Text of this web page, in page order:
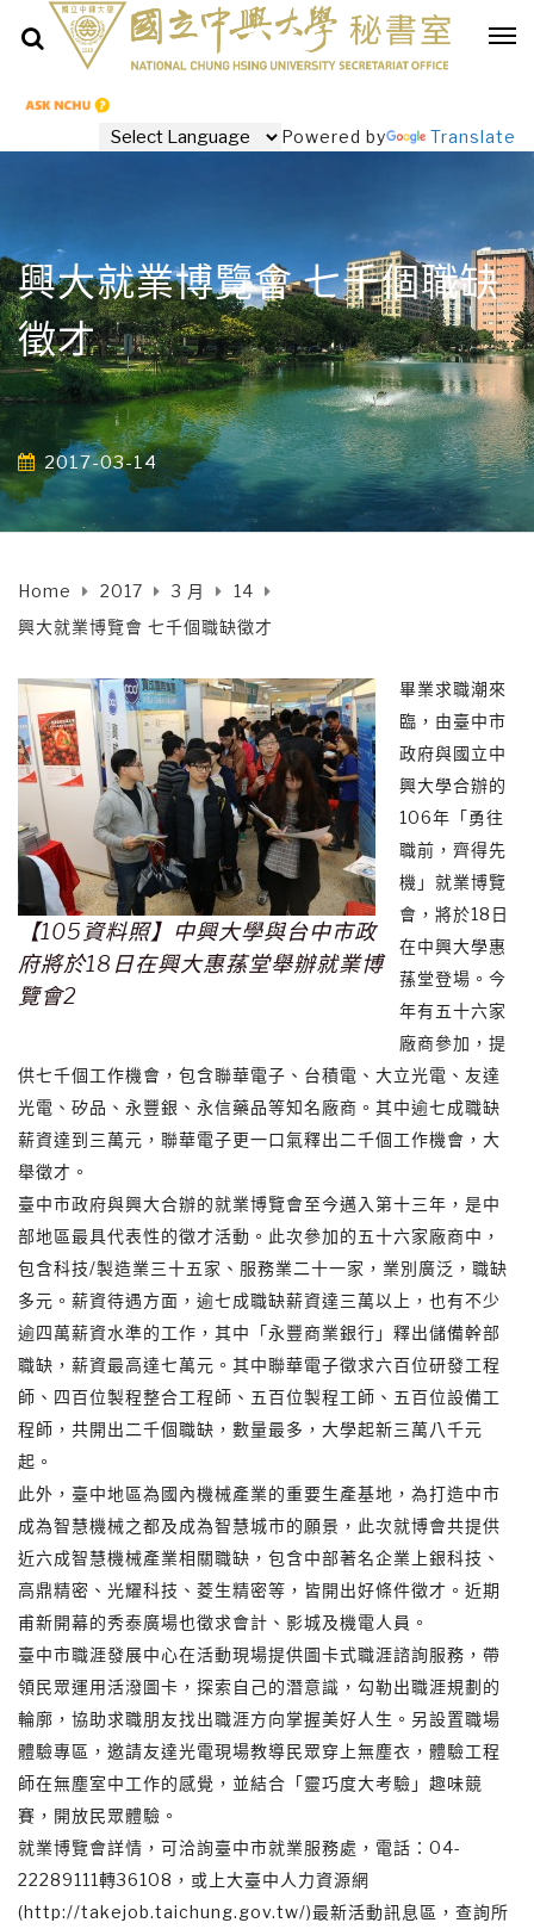
Powered by Translate
興大就業博覽會 七千個職缺
徵才
2017-03-14
Home 2017 3 月
14
興大就業博覽會 七千個職缺徵才
【105資料照】中興大學與台中市政
府將於18日在興大惠蓀堂舉辦就業博
覽會2
畢業求職潮來
臨，由臺中市
政府與國立中
興大學合辦的
106年「勇往
職前，齊得先
機」就業博覽
會，將於18日
在中興大學惠
蓀堂登場。今
年有五十六家
廠商參加，提
供七千個工作機會，包含聯華電子、台積電、大立光電、友達
光電、矽品、永豐銀、永信藥品等知名廠商。其中逾七成職缺
薪資達到三萬元，聯華電子更一口氣釋出二千個工作機會，大
舉徵才。
臺中市政府與興大合辦的就業博覽會至今邁入第十三年，是中
部地區最具代表性的徵才活動。此次參加的五十六家廠商中，
包含科技/製造業三十五家、服務業二十一家，業別廣泛，職缺
多元。薪資待遇方面，逾七成職缺薪資達三萬以上，也有不少
逾四萬薪資水準的工作，其中「永豐商業銀行」釋出儲備幹部
職缺，薪資最高達七萬元。其中聯華電子徵求六百位研發工程
師、四百位製程整合工程師、五百位製程工師、五百位設備工
程師，共開出二千個職缺，數量最多，大學起新三萬八千元
起。
此外，臺中地區為國內機械產業的重要生產基地，為打造中市
成為智慧機械之都及成為智慧城市的願景，此次就博會共提供
近六成智慧機械產業相關職缺，包含中部著名企業上銀科技、
高鼎精密、光耀科技、菱生精密等，皆開出好條件徵才。近期
甫新開幕的秀泰廣場也徵求會計、影城及機電人員。
臺中市職涯發展中心在活動現場提供圖卡式職涯諮詢服務，帶
領民眾運用活潑圖卡，探索自己的潛意識，勾勒出職涯規劃的
輪廓，協助求職朋友找出職涯方向掌握美好人生。另設置職場
體驗專區，邀請友達光電現場教導民眾穿上無塵衣，體驗工程
師在無塵室中工作的感覺，並結合「靈巧度大考驗」趣味競
賽，開放民眾體驗。
就業博覽會詳情，可洽詢臺中市就業服務處，電話：04-
22289111轉36108，或上大臺中人力資源網
(http://takejob.taichung.gov.tw/)最新活動訊息區，查詢所